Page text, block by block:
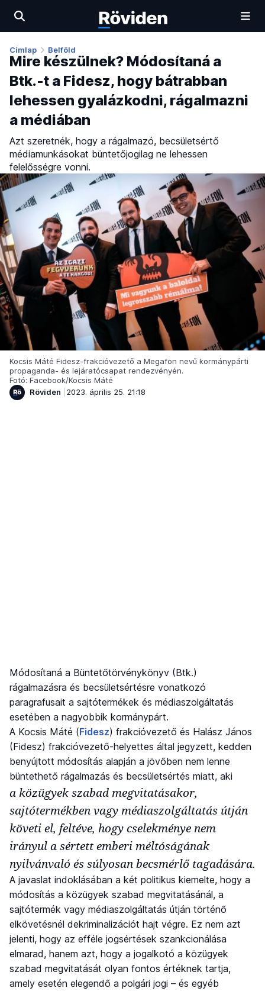
Címlap Belföld
Mire készülnek? Módosítaná a
Btk.-t a Fidesz, hogy bátrabban
lehessen gyalázkodni, rágalmazni
a médiában
Azt szeretnék, hogy a rágalmazó, becsületsértő
médiamunkásokat büntetőjogilag ne lehessen
felelősségre vonni.
Kocsis Máté Fidesz-frakcióvezető a Megafon nevű kormánypárti
propaganda- és lejáratócsapat rendezvényén.
Fotó: Facebook/Kocsis Máté
Röviden
2023. április 25. 21:18
Módosítaná a Büntetőtörvénykönyv (Btk.)
rágalmazásra és becsületsértésre vonatkozó
paragrafusait a sajtótermékek és médiaszolgáltatás
esetében a nagyobbik kormánypárt.
A Kocsis Máté (Fidesz) frakcióvezető és Halász János
(Fidesz) frakcióvezető-helyettes által jegyzett, kedden
benyújtott módosítás alapján a jövőben nem lenne
büntethető rágalmazás és becsületsértés miatt, aki
a közügyek szabad megvitatásakor,
sajtótermékben vagy médiaszolgáltatás útján
követi el, feltéve, hogy cselekménye nem
irányul a sértett emberi méltóságának
nyilvánvaló és súlyosan becsmérlő tagadására.
A javaslat indoklásában a két politikus kiemelte, hogy a
módosítás a közügyek szabad megvitatásánál, a
sajtótermék vagy médiaszolgáltatás útján történő
elkövetésnél dekriminalizációt hajt végre. Ez nem azt
jelenti, hogy az efféle jogsértések szankcionálása
elmarad, hanem azt, hogy a jogalkotó a közügyek
szabad megvitatását olyan fontos értéknek tartja,
amely esetén elegendő a polgári jogi – és egyéb